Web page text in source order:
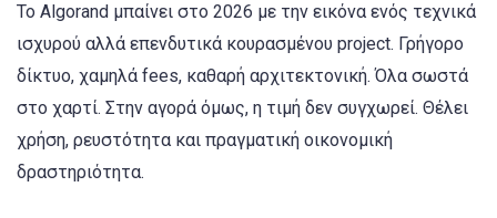
Το Algorand μπαίνει στο 2026 με την εικόνα ενός τεχνικά
ισχυρού αλλά επενδυτικά κουρασμένου project. Γρήγορο
δίκτυο, χαμηλά fees, καθαρή αρχιτεκτονική. Όλα σωστά
στο χαρτί. Στην αγορά όμως, η τιμή δεν συγχωρεί. Θέλει
χρήση, ρευστότητα και πραγματική οικονομική
δραστηριότητα.